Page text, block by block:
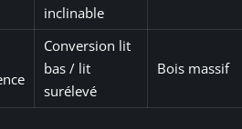
inclinable
Conversion lit
bas / lit
surélevé
Bois massif